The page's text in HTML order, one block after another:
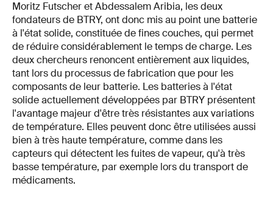
Moritz Futscher et Abdessalem Aribia, les deux
fondateurs de BTRY, ont donc mis au point une batterie
à l'état solide, constituée de fines couches, qui permet
de réduire considérablement le temps de charge. Les
deux chercheurs renoncent entièrement aux liquides,
tant lors du processus de fabrication que pour les
composants de leur batterie. Les batteries à l'état
solide actuellement développées par BTRY présentent
l'avantage majeur d'être très résistantes aux variations
de température. Elles peuvent donc être utilisées aussi
bien à très haute température, comme dans les
capteurs qui détectent les fuites de vapeur, qu'à très
basse température, par exemple lors du transport de
médicaments.